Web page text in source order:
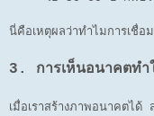
นี่คือเหตุผลว่าทำไมการเชื่อ
3. การเห็นอนาคตทำ
เมื่อเราสร้างภาพอนาคตได้